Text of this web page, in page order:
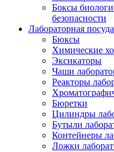
Боксы
безопасности
Лабораторная посуда
Бюксы
Химические
Эксикаторы
Чаши
Реакторы
Бюретки
Цилиндры
Бутыли
Контейнеры
Ложки